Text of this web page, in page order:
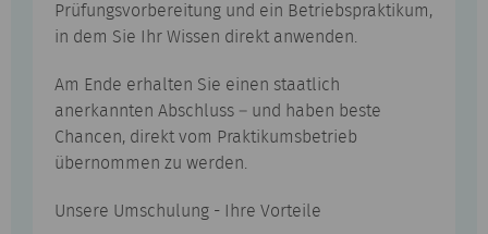
Prüfungsvorbereitung und ein Betriebspraktikum,
in dem Sie Ihr Wissen direkt anwenden.
Am Ende erhalten Sie einen staatlich
anerkannten Abschluss – und haben beste
Chancen, direkt vom Praktikumsbetrieb
übernommen zu werden.
Unsere Umschulung - Ihre Vorteile